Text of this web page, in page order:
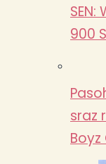
SEN:
900
sraz